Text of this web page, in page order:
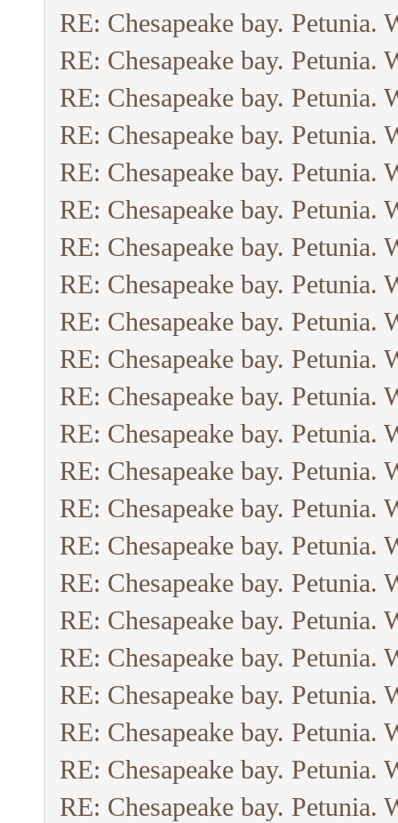
RE: Chesapeake bay. Petunia.
RE: Chesapeake bay. Petunia.
RE: Chesapeake bay. Petunia.
RE: Chesapeake bay. Petunia.
RE: Chesapeake bay. Petunia.
RE: Chesapeake bay. Petunia.
RE: Chesapeake bay. Petunia.
RE: Chesapeake bay. Petunia.
RE: Chesapeake bay. Petunia.
RE: Chesapeake bay. Petunia.
RE: Chesapeake bay. Petunia.
RE: Chesapeake bay. Petunia.
RE: Chesapeake bay. Petunia.
RE: Chesapeake bay. Petunia.
RE: Chesapeake bay. Petunia.
RE: Chesapeake bay. Petunia.
RE: Chesapeake bay. Petunia.
RE: Chesapeake bay. Petunia.
RE: Chesapeake bay. Petunia.
RE: Chesapeake bay. Petunia.
RE: Chesapeake bay. Petunia.
RE: Chesapeake bay. Petunia.